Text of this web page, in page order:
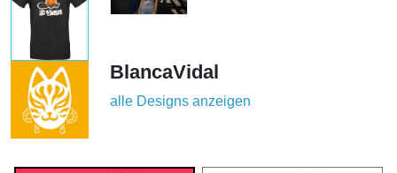
BlancaVidal
alle Designs anzeigen